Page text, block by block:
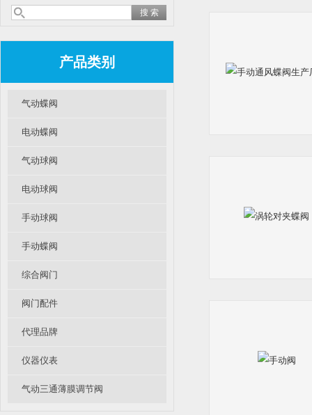
产品类别
气动蝶阀
电动蝶阀
气动球阀
电动球阀
手动球阀
手动蝶阀
综合阀门
阀门配件
代理品牌
仪器仪表
气动三通薄膜调节阀